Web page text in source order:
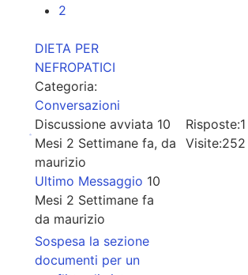
2
DIETA PER
NEFROPATICI
Categoria:
Conversazioni
Discussione avviata 10
Mesi 2 Settimane fa, da
maurizio
Ultimo Messaggio 10
Mesi 2 Settimane fa
da maurizio
Risposte:1
Visite:252
Sospesa la sezione
documenti per un